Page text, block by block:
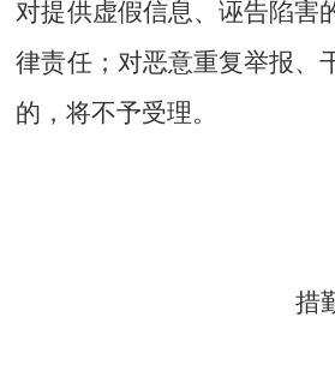
对提供虚假信息、诬告陷害
律责任；对恶意重复举报、
的，将不予受理。
措